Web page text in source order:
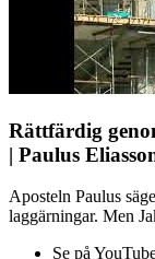
Rättfärdig
| Paulus
Aposteln Paulus
laggärningar. Men
Se på